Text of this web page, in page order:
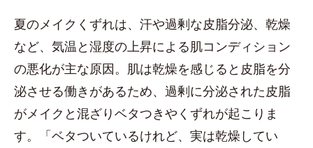
夏のメイクくずれは、汗や過剰な皮脂分泌、乾燥
など、気温と湿度の上昇による肌コンディション
の悪化が主な原因。肌は乾燥を感じると皮脂を分
泌させる働きがあるため、過剰に分泌された皮脂
がメイクと混ざりベタつきやくずれが起こりま
す。「ベタついているけれど、実は乾燥してい